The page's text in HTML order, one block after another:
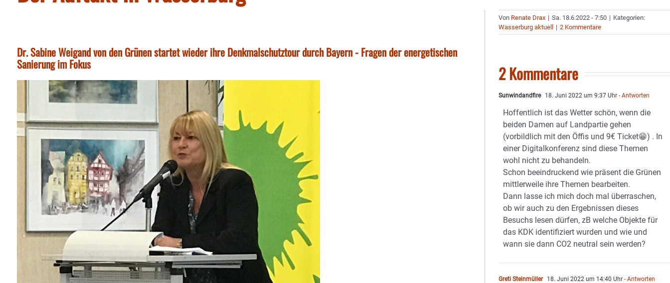
Dr. Sabine Weigand von den Grünen startet wieder ihre Denkmalschutztour durch Bayern - Fragen der energetischen
Sanierung im Fokus
Von Renate Drax | Sa. 18.6.2022 - 7:50 | Kategorien:
Wasserburg aktuell
| 2 Kommentare
2 Kommentare
Sunwindandfire 18. Juni 2022 um 9:37 Uhr - Antworten
Hoffentlich ist das Wetter schön, wenn die
beiden Damen auf Landpartie gehen
(vorbildlich mit den Öffis und 9€ Ticket😁) . In
einer Digitalkonferenz sind diese Themen
wohl nicht zu behandeln.
Schon beeindruckend wie präsent die Grünen
mittlerweile ihre Themen bearbeiten.
Dann lasse ich mich doch mal überraschen,
ob wir auch zu den Ergebnissen dieses
Besuchs lesen dürfen, zB welche Objekte für
das KDK identifiziert wurden und wie und
wann sie dann CO2 neutral sein werden?
Greti Steinmüller 18. Juni 2022 um 14:40 Uhr - Antworten